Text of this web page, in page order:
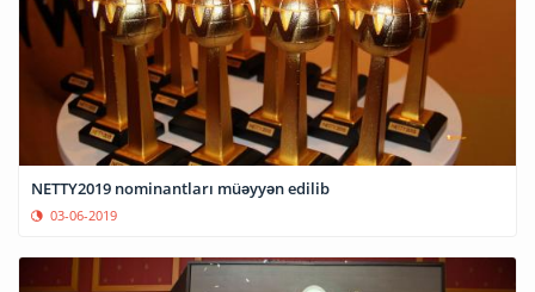
NETTY2019 nominantları müəyyən edilib
03-06-2019